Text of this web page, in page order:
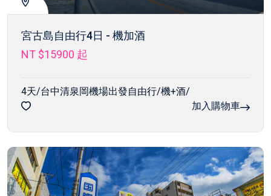
宮古島自由行4日 - 機加酒
NT $15900 起
4天/台中清泉岡機場出發自由行/機+酒/
加入購物車